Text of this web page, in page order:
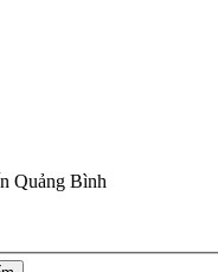
Quảng Bình